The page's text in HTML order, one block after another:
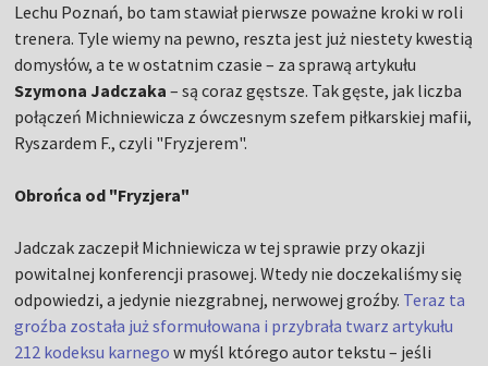
Lechu Poznań, bo tam stawiał pierwsze poważne kroki w roli
trenera. Tyle wiemy na pewno, reszta jest już niestety kwestią
domysłów, a te w ostatnim czasie – za sprawą artykułu
Szymona Jadczaka – są coraz gęstsze. Tak gęste, jak liczba
połączeń Michniewicza z ówczesnym szefem piłkarskiej mafii,
Ryszardem F., czyli "Fryzjerem".
Obrońca od "Fryzjera"
Jadczak zaczepił Michniewicza w tej sprawie przy okazji
powitalnej konferencji prasowej. Wtedy nie doczekaliśmy się
odpowiedzi, a jedynie niezgrabnej, nerwowej groźby. Teraz ta
groźba została już sformułowana i przybrała twarz artykułu
212 kodeksu karnego w myśl którego autor tekstu – jeśli